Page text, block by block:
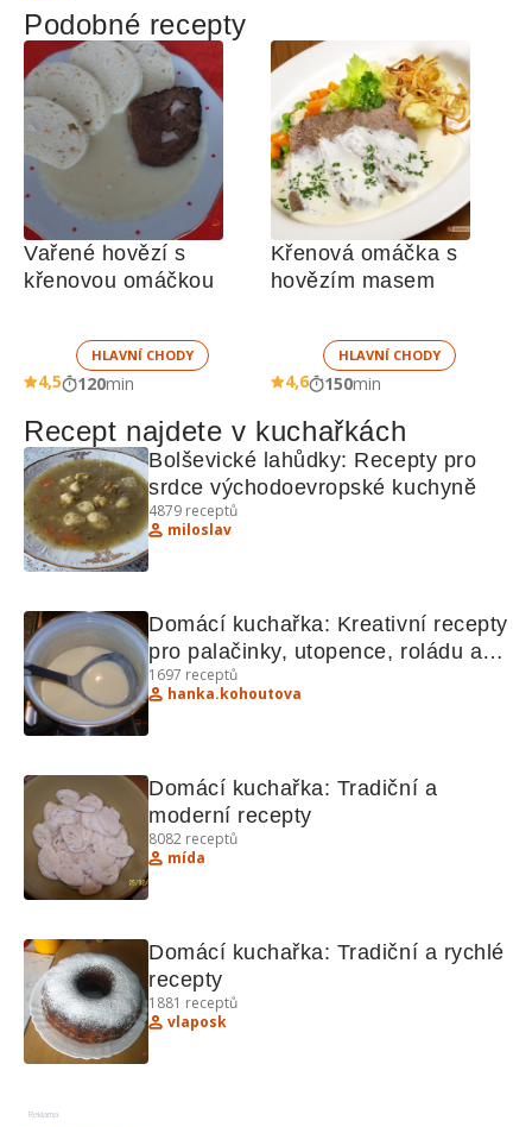
Podobné recepty
Vařené hovězí s
křenovou omáčkou
HLAVNÍ CHODY
4,5 120min
Křenová omáčka s
hovězím masem
HLAVNÍ CHODY
4,6 150min
Recept najdete v kuchařkách
Bolševické lahůdky: Recepty pro
srdce východoevropské kuchyně
4879 receptů
miloslav
Domácí kuchařka: Kreativní recepty
pro palačinky, utopence, roládu a
další lahodnosti
1697 receptů
hanka.kohoutova
Domácí kuchařka: Tradiční a
moderní recepty
8082 receptů
mída
Domácí kuchařka: Tradiční a rychlé
recepty
1881 receptů
vlaposk
Reklama